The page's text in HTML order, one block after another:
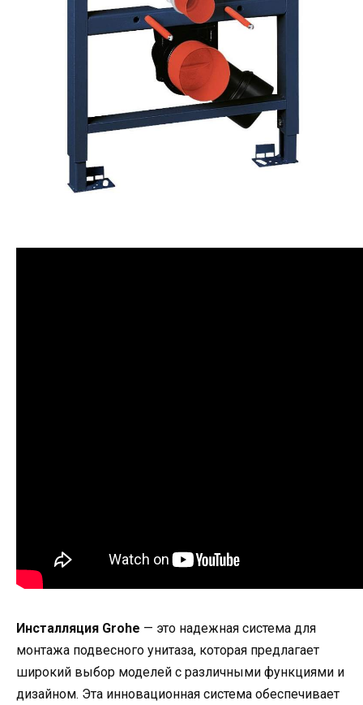
Инсталляция Grohe — это надежная система для
монтажа подвесного унитаза, которая предлагает
широкий выбор моделей с различными функциями и
дизайном. Эта инновационная система обеспечивает